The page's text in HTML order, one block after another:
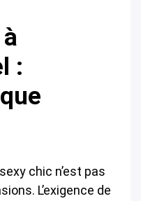
:
chic n’est pas
L’exigence de